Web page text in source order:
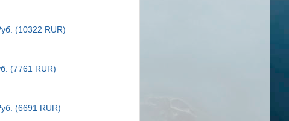
(10322 RUR)
(7761 RUR)
(6691 RUR)